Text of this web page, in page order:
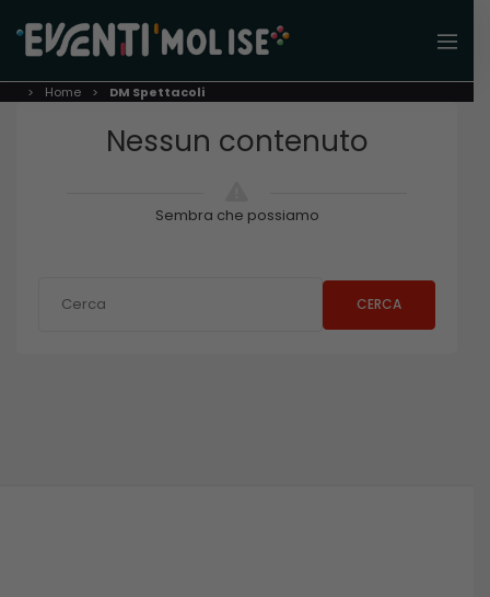
Home DM Spettacoli
Nessun contenuto
Sembra che possiamo
CERCA